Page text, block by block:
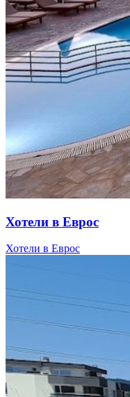
Хотели в Еврос
Хотели в Еврос